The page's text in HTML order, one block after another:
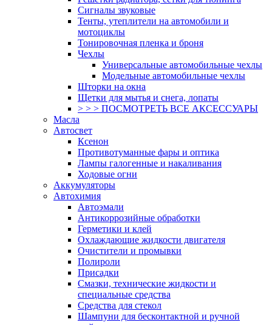
Сигналы звуковые
Тенты, утеплители на автомобили и
мотоциклы
Тонировочная пленка и броня
Чехлы
Универсальные автомобильные чехлы
Модельные автомобильные чехлы
Шторки на окна
Щетки для мытья и снега, лопаты
> > > ПОСМОТРЕТЬ ВСЕ АКСЕССУАРЫ
Масла
Автосвет
Ксенон
Противотуманные фары и оптика
Лампы галогенные и накаливания
Ходовые огни
Аккумуляторы
Автохимия
Автоэмали
Антикоррозийные обработки
Герметики и клей
Охлаждающие жидкости двигателя
Очистители и промывки
Полироли
Присадки
Смазки, технические жидкости и
специальные средства
Средства для стекол
Шампуни для бесконтактной и ручной